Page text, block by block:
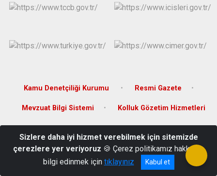
Kamu Denetçiliği Kurumu Resmi Gazete
Mevzuat Bilgi Sistemi Kolluk Gözetim Hizmetleri
Çamaltı Mahallesi Çamaltı 4 Sokak No:2 Yayladağı / HATAY
Telefon: 03264713300 Fax : 03264713302
Sizlere daha iyi hizmet verebilmek için sitemizde
çerezlere yer veriyoruz 🍪 Çerez politikamız hakkında
bilgi edinmek için tıklayınız Kabul et